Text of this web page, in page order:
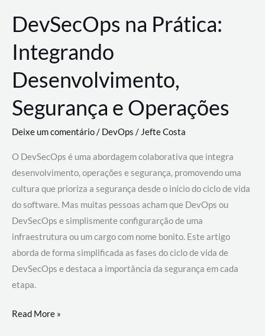
DevSecOps na Prática:
Integrando
Desenvolvimento,
Segurança e Operações
Deixe um comentário/ DevOps /Jefte Costa
O DevSecOps é uma abordagem colaborativa que integra
desenvolvimento, operações e segurança, promovendo uma
cultura que prioriza a segurança desde o início do ciclo de vida
do software. Mas muitas pessoas acham que DevOps ou
DevSecOps e simplismente configurarção de uma
infraestrutura ou um cargo com nome bonito. Este artigo
aborda de forma simplificada as fases do ciclo de vida de
DevSecOps e destaca a importância da segurança em cada
etapa.
DevSecOps
Read More »